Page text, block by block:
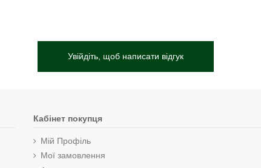
Увійдіть, щоб написати відгук
Кабінет покупця
Мій Профіль
Мої замовлення